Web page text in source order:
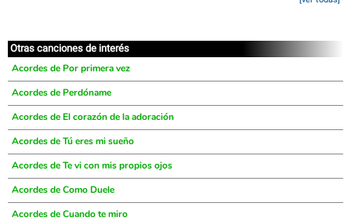
Otras canciones de interés
Acordes de Por primera vez
Acordes de Perdóname
Acordes de El corazón de la adoración
Acordes de Tú eres mi sueño
Acordes de Te vi con mis propios ojos
Acordes de Como Duele
Acordes de Cuando te miro